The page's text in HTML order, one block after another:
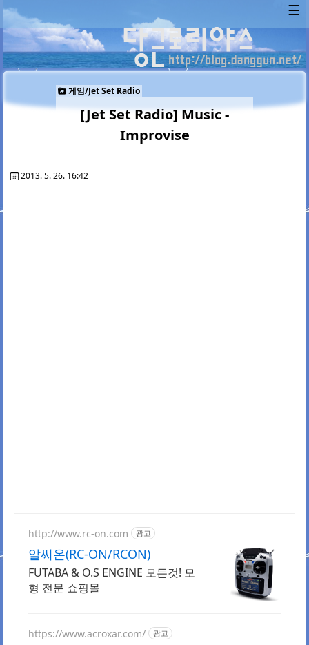
☰
게임/Jet Set Radio
[Jet Set Radio] Music -
Improvise
2013. 5. 26. 16:42
http://www.rc-on.com 광고
알씨온(RC-ON/RCON)
FUTABA & O.S ENGINE 모든것! 모
형 전문 쇼핑몰
https://www.acroxar.com/ 광고